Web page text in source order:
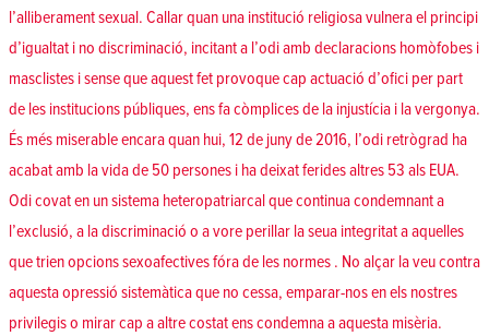
l’alliberament sexual. Callar quan una institució religiosa vulnera el principi
d’igualtat i no discriminació, incitant a l’odi amb declaracions homòfobes i
masclistes i sense que aquest fet provoque cap actuació d’ofici per part
de les institucions públiques, ens fa còmplices de la injustícia i la vergonya.
És més miserable encara quan hui, 12 de juny de 2016, l’odi retrògrad ha
acabat amb la vida de 50 persones i ha deixat ferides altres 53 als EUA.
Odi covat en un sistema heteropatriarcal que continua condemnant a
l’exclusió, a la discriminació o a vore perillar la seua integritat a aquelles
que trien opcions sexoafectives fóra de les normes . No alçar la veu contra
aquesta opressió sistemàtica que no cessa, emparar-nos en els nostres
privilegis o mirar cap a altre costat ens condemna a aquesta misèria.